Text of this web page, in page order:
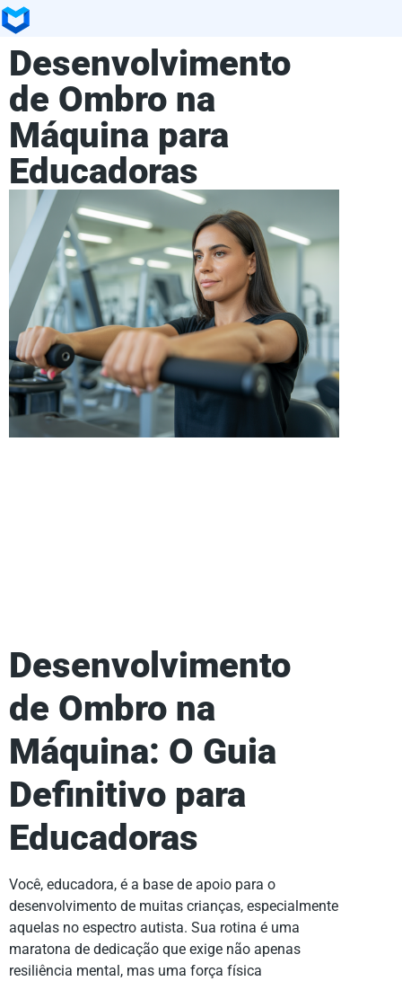
Desenvolvimento
de Ombro na
Máquina para
Educadoras
Desenvolvimento
de Ombro na
Máquina: O Guia
Definitivo para
Educadoras
Você, educadora, é a base de apoio para o
desenvolvimento de muitas crianças, especialmente
aquelas no espectro autista. Sua rotina é uma
maratona de dedicação que exige não apenas
resiliência mental, mas uma força física